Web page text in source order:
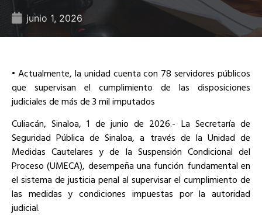
junio 1, 2026
• Actualmente, la unidad cuenta con 78 servidores públicos
que supervisan el cumplimiento de las disposiciones
judiciales de más de 3 mil imputados
Culiacán, Sinaloa, 1 de junio de 2026.- La Secretaría de
Seguridad Pública de Sinaloa, a través de la Unidad de
Medidas Cautelares y de la Suspensión Condicional del
Proceso (UMECA), desempeña una función fundamental en
el sistema de justicia penal al supervisar el cumplimiento de
las medidas y condiciones impuestas por la autoridad
judicial.